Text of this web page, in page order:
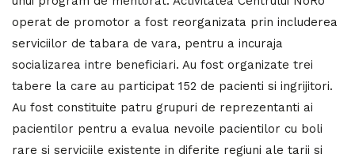
operat de promotor a fost reorganizata prin includerea
serviciilor de tabara de vara, pentru a incuraja
socializarea intre beneficiari. Au fost organizate trei
tabere la care au participat 152 de pacienti si ingrijitori.
Au fost constituite patru grupuri de reprezentanti ai
pacientilor pentru a evalua nevoile pacientilor cu boli
rare si serviciile existente in diferite regiuni ale tarii si